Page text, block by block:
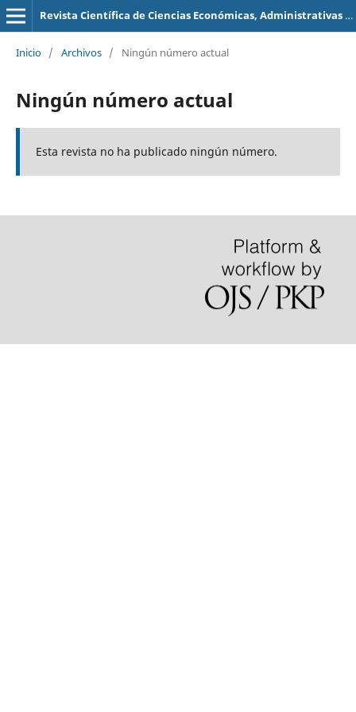
Revista Científica de Ciencias Económicas, Administrativas y Contables
Inicio / Archivos / Ningún número actual
Ningún número actual
Esta revista no ha publicado ningún número.